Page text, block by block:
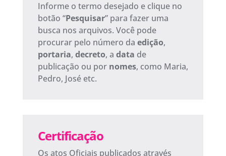
Informe o termo desejado e clique no
botão “Pesquisar” para fazer uma
busca nos arquivos. Você pode
procurar pelo número da edição,
portaria, decreto, a data de
publicação ou por nomes, como Maria,
Pedro, José etc.
Certificação
Os atos Oficiais publicados através